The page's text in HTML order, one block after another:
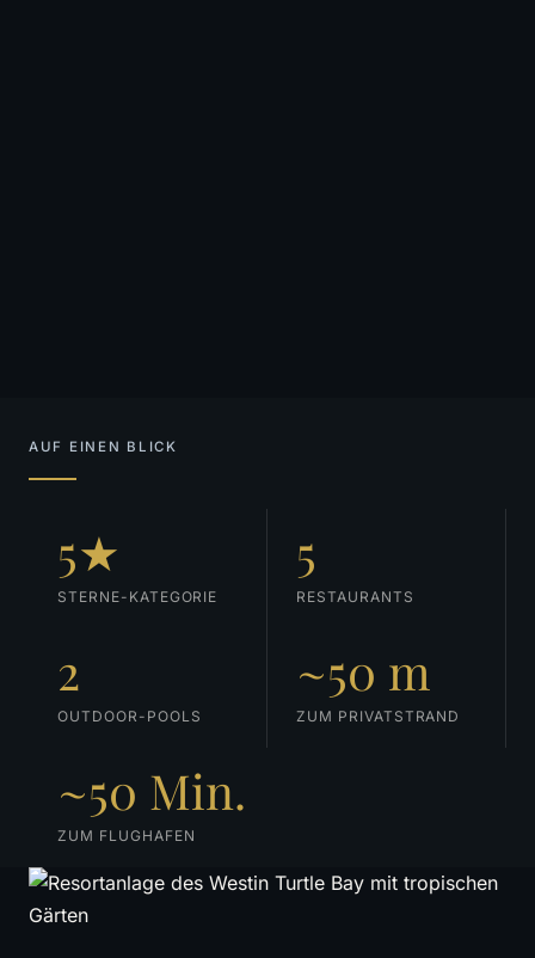
AUF EINEN BLICK
5★
STERNE-KATEGORIE
5
RESTAURANTS
2
OUTDOOR-POOLS
~50 m
ZUM PRIVATSTRAND
~50 Min.
ZUM FLUGHAFEN